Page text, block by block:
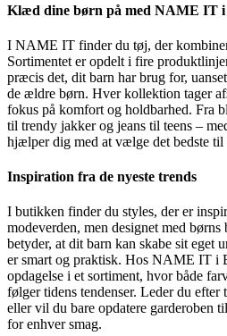
Klæd dine børn på med NAME IT
I NAME IT finder du tøj, der
Sortimentet er opdelt i fire
præcis det, dit barn har brug for,
de ældre børn. Hver kollektion tager
fokus på komfort og holdbarhed. Fra
til trendy jakker og jeans til teens –
hjælper dig med at vælge det bedste til
Inspiration fra de nyeste trends
I butikken finder du styles, der er
modeverden, men designet med
betyder, at dit barn kan skabe sit eget
er smart og praktisk. Hos NAME IT i
opdagelse i et sortiment, hvor både
følger tidens tendenser. Leder du
eller vil du bare opdatere garderoben
for enhver smag.